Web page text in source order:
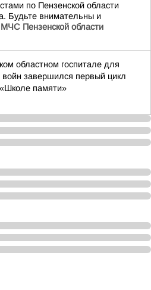
по Пензенской области
Будьте внимательны и
МЧС Пензенской области
областном госпитале для
войн завершился первый цикл
памяти»